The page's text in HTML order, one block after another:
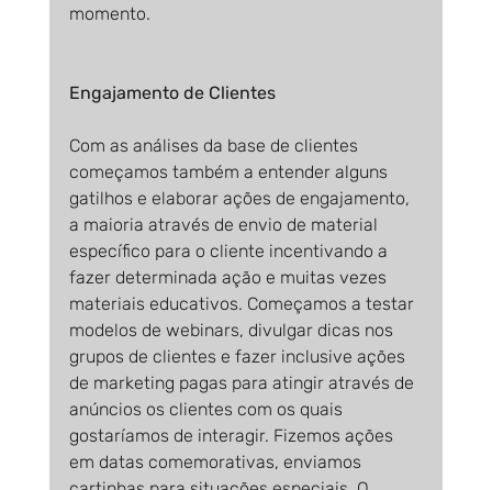
momento.
Engajamento de Clientes
Com as análises da base de clientes
começamos também a entender alguns
gatilhos e elaborar ações de engajamento,
a maioria através de envio de material
específico para o cliente incentivando a
fazer determinada ação e muitas vezes
materiais educativos. Começamos a testar
modelos de webinars, divulgar dicas nos
grupos de clientes e fazer inclusive ações
de marketing pagas para atingir através de
anúncios os clientes com os quais
gostaríamos de interagir. Fizemos ações
em datas comemorativas, enviamos